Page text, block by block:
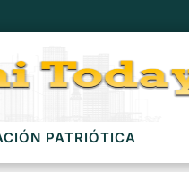
PATRIÓTICA